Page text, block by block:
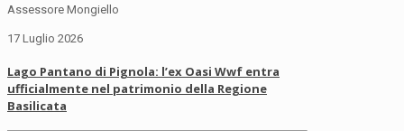
Assessore Mongiello
17 Luglio 2026
Lago Pantano di Pignola: l’ex Oasi Wwf entra
ufficialmente nel patrimonio della Regione
Basilicata